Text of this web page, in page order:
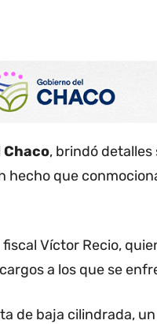
Chaco, brindó
hecho que
Víctor Recio,
a los que se
de baja cilindrada,